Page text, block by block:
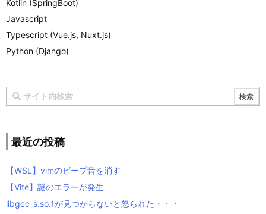
Kotlin (SpringBoot)
Javascript
Typescript (Vue.js, Nuxt.js)
Python (Django)
最近の投稿
【WSL】vimのビープ音を消す
【Vite】謎のエラーが発生
libgcc_s.so.1が見つからないと怒られた・・・